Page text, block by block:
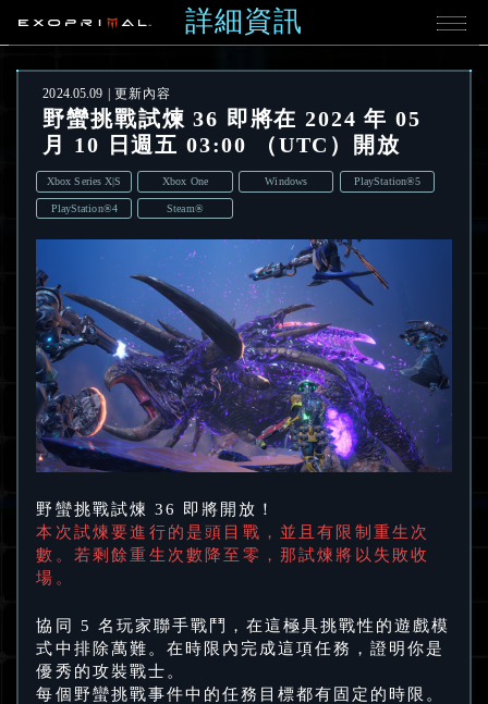
詳細資訊
2024.05.09 更新內容
野蠻挑戰試煉 36 即將在 2024 年 05
月 10 日週五 03:00 （UTC）開放
Xbox Series X|S Xbox One Windows PlayStation®5
PlayStation®4 Steam®
野蠻挑戰試煉 36 即將開放！
本次試煉要進行的是頭目戰，並且有限制重生次
數。若剩餘重生次數降至零，那試煉將以失敗收
場。
協同 5 名玩家聯手戰鬥，在這極具挑戰性的遊戲模
式中排除萬難。在時限內完成這項任務，證明你是
優秀的攻裝戰士。
每個野蠻挑戰事件中的任務目標都有固定的時限。